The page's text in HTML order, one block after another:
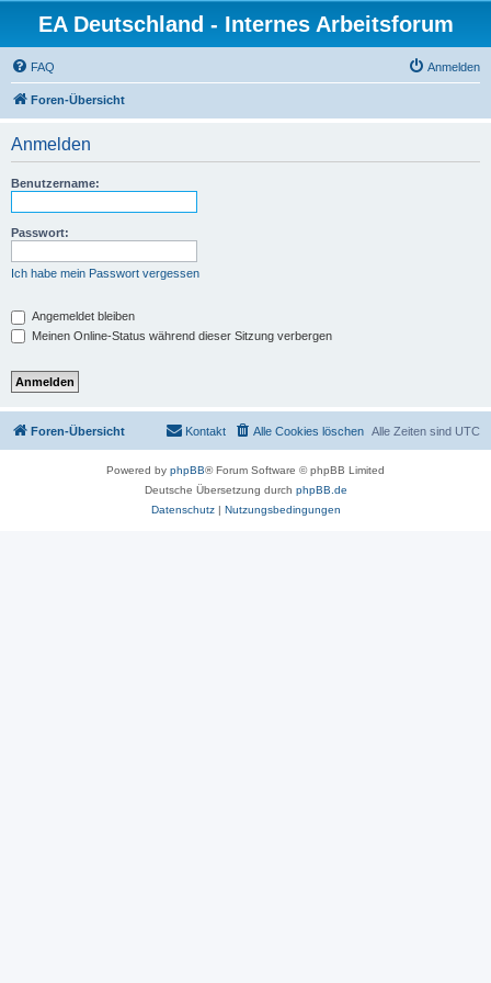
EA Deutschland - Internes Arbeitsforum
FAQ Anmelden
Foren-Übersicht
Anmelden
Benutzername:
Passwort:
Ich habe mein Passwort vergessen
Angemeldet bleiben
Meinen Online-Status während dieser Sitzung verbergen
Foren-Übersicht Alle Zeiten sind UTC
Alle Cookies löschen
Kontakt
Powered by phpBB® Forum Software © phpBB Limited
Deutsche Übersetzung durch phpBB.de
Datenschutz| Nutzungsbedingungen